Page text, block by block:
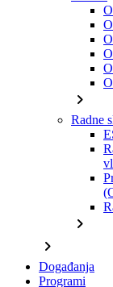
chevron_right
Radne
chevron_right
chevron_right
Događanja
Programi